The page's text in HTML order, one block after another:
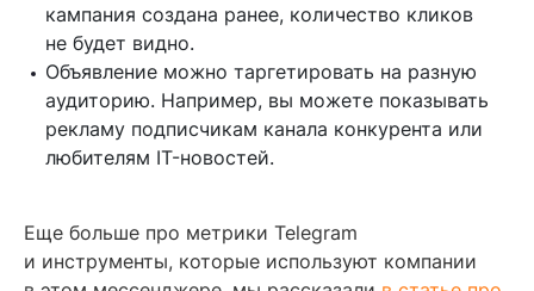
кампания создана ранее, количество кликов
не будет видно.
Объявление можно таргетировать на разную
аудиторию. Например, вы можете показывать
рекламу подписчикам канала конкурента или
любителям IT-новостей.
Еще больше про метрики Telegram
и инструменты, которые используют компании